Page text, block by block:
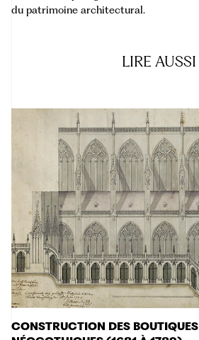
du patrimoine architectural.
LIRE AUSSI
CONSTRUCTION DES BOUTIQUES